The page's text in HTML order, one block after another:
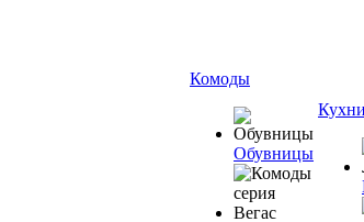
Комоды
Обувницы